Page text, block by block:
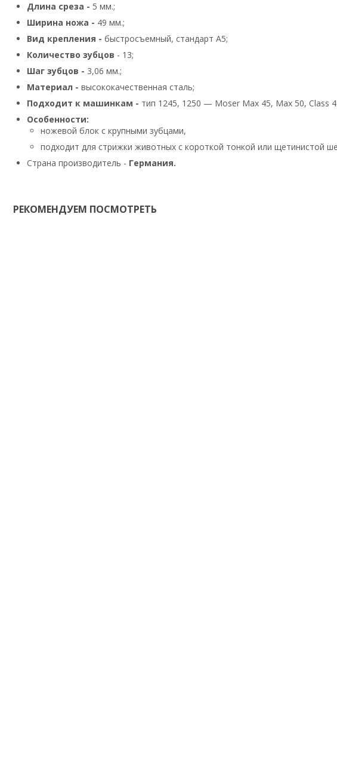
Длина среза - 5 мм.;
Ширина ножа - 49 мм.;
Вид крепления - быстросъемный, стандарт А5;
Количество зубцов - 13;
Шаг зубцов - 3,06 мм.;
Материал - высококачественная сталь;
Подходит к машинкам - тип 1245, 1250 — Moser Max 45, Max 50, Class
Особенности:
ножевой блок с крупными зубцами,
подходит для стрижки животных с короткой тонкой или щетинистой
Страна производитель - Германия.
РЕКОМЕНДУЕМ ПОСМОТРЕТЬ